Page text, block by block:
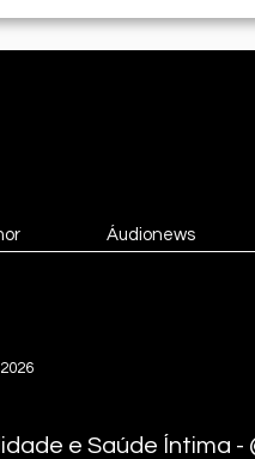
Áudionews
e Saúde Íntima -